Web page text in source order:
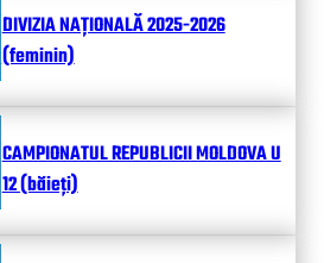
DIVIZIA NAȚIONALĂ 2025-2026
(feminin)
CAMPIONATUL REPUBLICII MOLDOVA U
12 (băieți)